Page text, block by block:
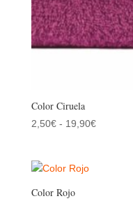
Color Ciruela
2,50€ - 19,90€Rango
Color Rojo